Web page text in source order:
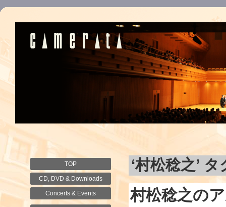
TOP
CD, DVD & Downloads
Concerts & Events
‘村松稔之’
村松稔之の